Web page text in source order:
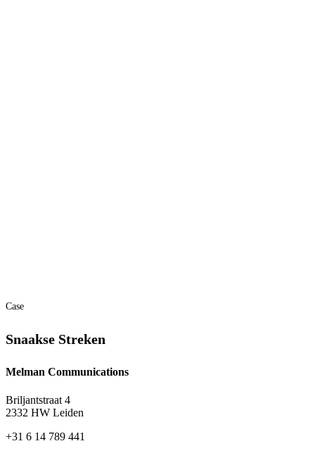
Case
Snaakse Streken
Melman Communications
Briljantstraat 4
2332 HW Leiden
+31 6 14 789 441